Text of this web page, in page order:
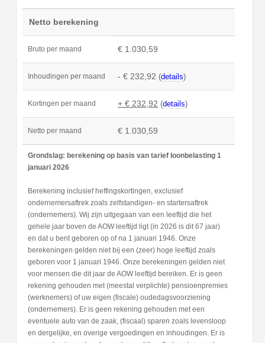
Netto berekening
Bruto per maand € 1.030,59
Inhoudingen per maand - € 232,92 (details)
Kortingen per maand + € 232,92 (details)
Netto per maand € 1.030,59
Grondslag: berekening op basis van tarief loonbelasting 1
januari 2026
Berekening inclusief heffingskortingen, exclusief
ondernemersaftrek zoals zelfstandigen- en startersaftrek
(ondernemers). Wij zijn uitgegaan van een leeftijd die het
gehele jaar boven de AOW leeftijd ligt (in 2026 is dit 67 jaar)
en dat u bent geboren op of na 1 januari 1946. Onze
berekeningen gelden niet bij een (zeer) hoge leeftijd zoals
geboren voor 1 januari 1946. Onze berekeningen gelden niet
voor mensen die dit jaar de AOW leeftijd bereiken. Er is geen
rekening gehouden met (meestal verplichte) pensioenpremies
(werknemers) of uw eigen (fiscale) oudedagsvoorziening
(ondernemers). Er is geen rekening gehouden met een
eventuele auto van de zaak, (fiscaal) sparen zoals levensloop
en dergelijke, en overige vergoedingen en inhoudingen. Er is